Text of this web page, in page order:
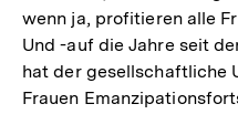
wenn ja, profitieren alle
Und -auf die Jahre seit
hat der gesellschaftliche
Frauen